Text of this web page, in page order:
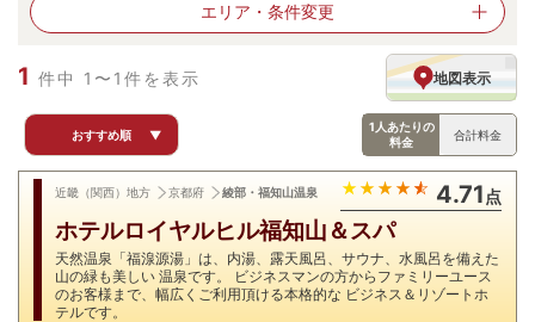
エリア・ 条件変更
1 件中 1〜1件を表示 地図表示
おすすめ順 ▼
1人あたりの
料金
合計料金
近畿（関西）地方 京都府 綾部・福知山温泉 4.71 点
ホテルロイヤルヒル福知山＆スパ
天然温泉「福湶源湯」は、内湯、露天風呂、サウナ、水風呂を備えた
山の緑も美しい 温泉です。 ビジネスマンの方からファミリーユース
のお客様まで、幅広くご利用頂ける本格的な ビジネス＆リゾートホ
テルです。